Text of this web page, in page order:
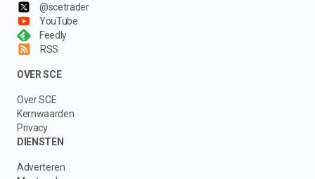
@scetrader
YouTube
Feedly
RSS
OVER SCE
Over SCE
Kernwaarden
Privacy
DIENSTEN
Adverteren